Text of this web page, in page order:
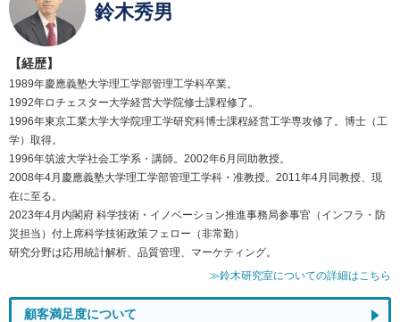
鈴木秀男
【経歴】
1989年慶應義塾大学理工学部管理工学科卒業。
1992年ロチェスター大学経営大学院修士課程修了。
1996年東京工業大学大学院理工学研究科博士課程経営工学専攻修了。博士（工
学）取得。
1996年筑波大学社会工学系・講師。2002年6月同助教授。
2008年4月慶應義塾大学理工学部管理工学科・准教授。2011年4月同教授、現
在に至る。
2023年4月内閣府 科学技術・イノベーション推進事務局参事官（インフラ・防
災担当）付上席科学技術政策フェロー（非常勤）
研究分野は応用統計解析、品質管理、マーケティング。
≫鈴木研究室についての詳細はこちら
顧客満足度について